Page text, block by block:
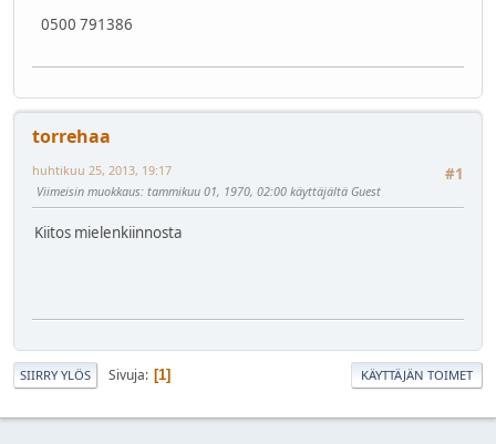
0500 791386
torrehaa
#1
huhtikuu 25, 2013, 19:17
Viimeisin muokkaus: tammikuu 01, 1970, 02:00 käyttäjältä Guest
Kiitos mielenkiinnosta
SIIRRY YLÖS Sivuja 1 KÄYTTÄJÄN TOIMET